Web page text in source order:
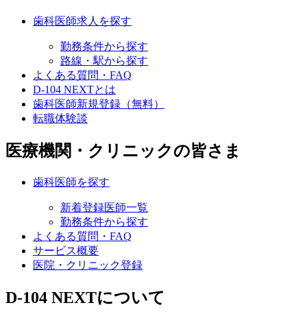
歯科医師求人を探す
勤務条件から探す
路線・駅から探す
よくある質問・FAQ
D-104 NEXTとは
歯科医師新規登録（無料）
転職体験談
医療機関・クリニックの皆さま
歯科医師を探す
新着登録医師一覧
勤務条件から探す
よくある質問・FAQ
サービス概要
医院・クリニック登録
D-104 NEXTについて